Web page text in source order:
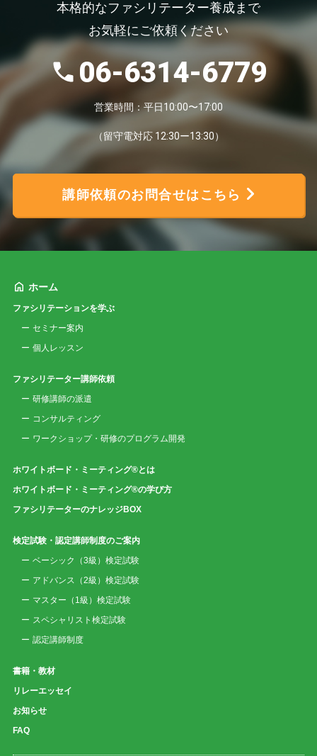
本格的なファシリテーター養成まで
お気軽にご依頼ください
06-6314-6779
営業時間：平日10:00〜17:00
（留守電対応 12:30ー13:30）
講師依頼のお問合せはこちら
ホーム
ファシリテーションを学ぶ
セミナー案内
個人レッスン
ファシリテーター講師依頼
研修講師の派遣
コンサルティング
ワークショップ・研修のプログラム開発
ホワイトボード・ミーティング®とは
ホワイトボード・ミーティング®の学び方
ファシリテーターのナレッジBOX
検定試験・認定講師制度のご案内
ベーシック（3級）検定試験
アドバンス（2級）検定試験
マスター（1級）検定試験
スペシャリスト検定試験
認定講師制度
書籍・教材
リレーエッセイ
お知らせ
FAQ